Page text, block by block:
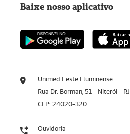
Unimed Leste Fluminense
Rua Dr. Borman, 51 - Niterói - RJ
CEP: 24020-320
Ouvidoria
Baixe nosso aplicativo